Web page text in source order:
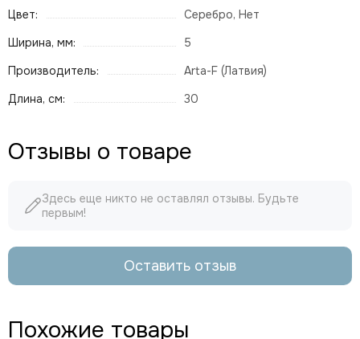
Цвет:
Серебро, Нет
Ширина, мм:
5
Производитель:
Arta-F (Латвия)
Длина, см:
30
Отзывы о товаре
Здесь еще никто не оставлял отзывы. Будьте
первым!
Оставить отзыв
Похожие товары